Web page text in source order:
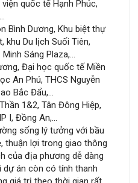
quốc tế Hạnh Phúc,
Bình Dương, Khu biệt thự
khu Du lịch Suối Tiên,
Sáng Plaza,…
Đại học quốc tế Miền
An Phú, THCS Nguyễn
Bắc Đẩu,…
1&2, Tân Đông Hiệp,
I, Đồng An,…
sống lý tưởng với bầu
thuận lợi trong giao thông
của địa phương dễ dàng
án còn có tính thanh